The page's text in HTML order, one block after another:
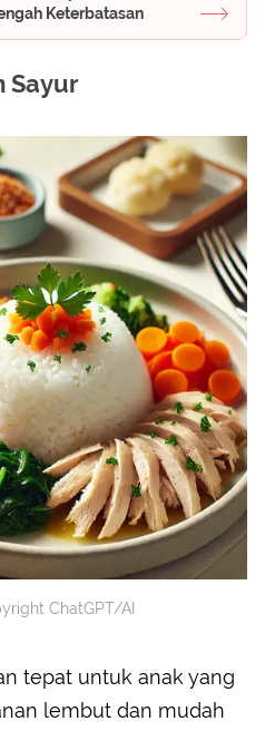
Keterbatasan
Sayur
ChatGPT/AI
tepat untuk anak yang
lembut dan mudah